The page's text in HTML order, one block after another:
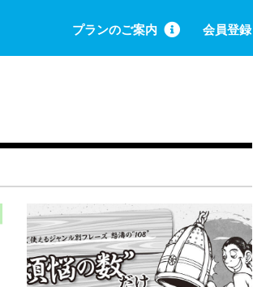
プランのご案内 会員登録